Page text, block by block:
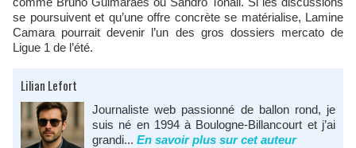
se poursuivent et qu’une offre concrète se matérialise, Lamine
Camara pourrait devenir l’un des gros dossiers mercato de
Ligue 1 de l’été.
Lilian Lefort
Journaliste web passionné de ballon rond, je
suis né en 1994 à Boulogne-Billancourt et j’ai
grandi... En savoir plus sur cet auteur